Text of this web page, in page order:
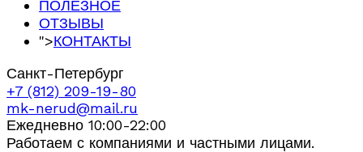
ПОЛЕЗНОЕ
ОТЗЫВЫ
">КОНТАКТЫ
Санкт-Петербург
+7 (812) 209-19-80
mk-nerud@mail.ru
Ежедневно 10:00-22:00
Работаем с компаниями и частными лицами.